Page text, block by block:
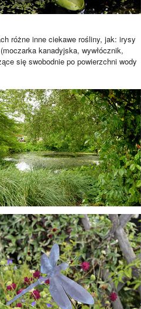
różne inne ciekawe rośliny, jak: irysy
kanadyjska, wywłócznik,
się swobodnie po powierzchni wody